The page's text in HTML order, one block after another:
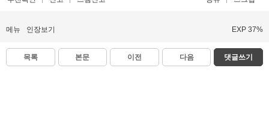
메뉴 인장보기 EXP 37%
목록 본문 이전 다음 댓글쓰기